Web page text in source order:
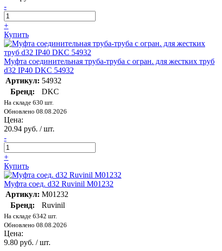
-
+
Купить
Муфта соединительная труба-труба с огран. для жестких труб
d32 IP40 DKC 54932
Артикул: 54932
Бренд:
DKC
На складе 630 шт.
Обновлено 08.08.2026
Цена:
20.94 руб. / шт.
-
+
Купить
Муфта соед. d32 Ruvinil М01232
Артикул: М01232
Бренд:
Ruvinil
На складе 6342 шт.
Обновлено 08.08.2026
Цена:
9.80 руб. / шт.